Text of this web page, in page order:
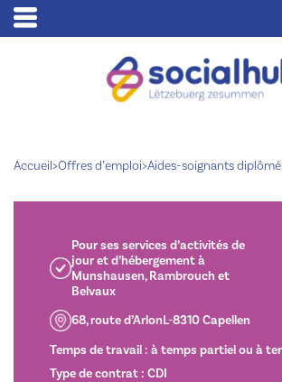
Accueil>Offres d’emploi>Aides-soignants
Pour ses services d’activités de
jour et d’hébergement à
Munshausen, Rambrouch et
Belvaux
68, route d’ArlonL-8310 Capellen
Temps de travail : à temps partiel ou à
Type de contrat : CDI